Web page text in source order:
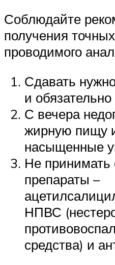
Соблюдайте
получения
проводимого
Сдавать
и
С вечера
жирную пищу
насыщенные
Не
препараты –
НПВС
средства) и